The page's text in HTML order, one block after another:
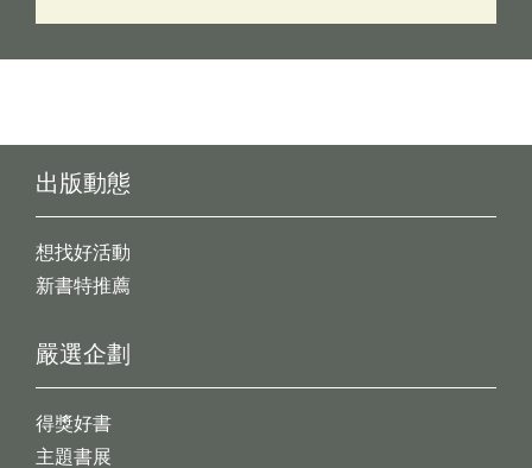
出版動態
想找好活動
新書特推薦
嚴選企劃
得獎好書
主題書展